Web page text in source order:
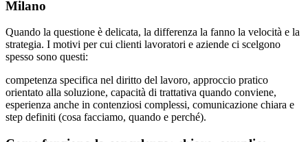
Milano
Quando la questione è delicata, la differenza la fanno la velocità e la
strategia. I motivi per cui clienti lavoratori e aziende ci scelgono
spesso sono questi:
competenza specifica nel diritto del lavoro, approccio pratico
orientato alla soluzione, capacità di trattativa quando conviene,
esperienza anche in contenziosi complessi, comunicazione chiara e
step definiti (cosa facciamo, quando e perché).